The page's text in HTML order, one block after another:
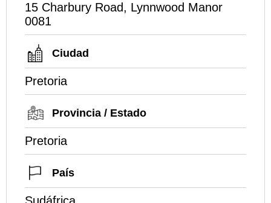
15 Charbury Road, Lynnwood Manor
0081
Ciudad
Pretoria
Provincia / Estado
Pretoria
País